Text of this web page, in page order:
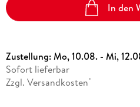
In den
Zustellung:Mo, 10.08. - Mi,
Sofort lieferbar
Zzgl. Versandkosten *